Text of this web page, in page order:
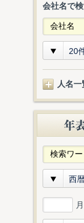
会社名で
20
人名一
西
月